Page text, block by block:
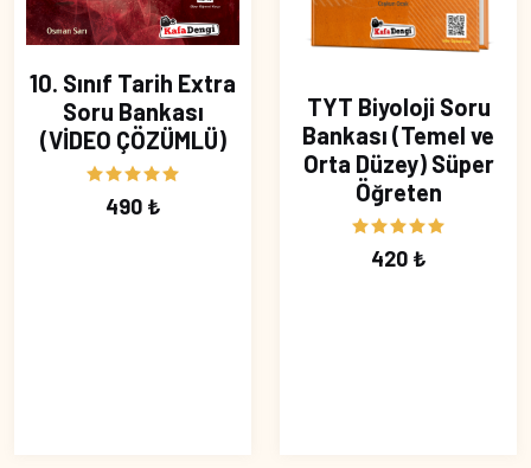
10. Sınıf Tarih Extra
Soru Bankası
(VİDEO ÇÖZÜMLÜ)
490 ₺
TYT Biyoloji Soru
Bankası (Temel ve
Orta Düzey) Süper
Öğreten
420 ₺